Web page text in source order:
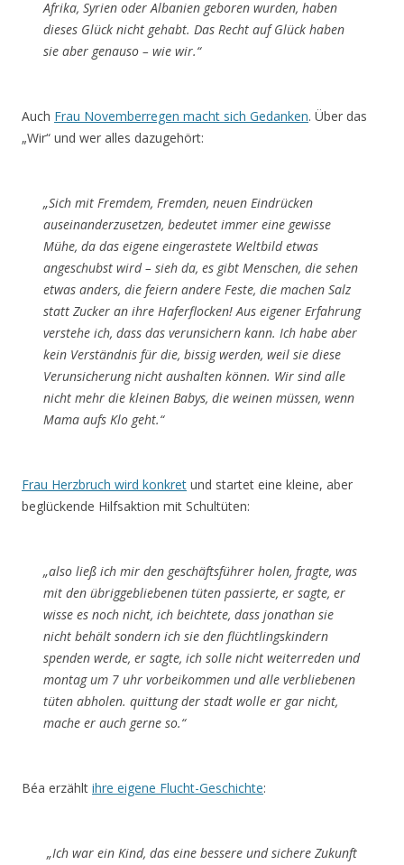
Afrika, Syrien oder Albanien geboren wurden, haben
dieses Glück nicht gehabt. Das Recht auf Glück haben
sie aber genauso – wie wir.“
Auch Frau Novemberregen macht sich Gedanken. Über das
„Wir“ und wer alles dazugehört:
„Sich mit Fremdem, Fremden, neuen Eindrücken
auseinanderzusetzen, bedeutet immer eine gewisse
Mühe, da das eigene eingerastete Weltbild etwas
angeschubst wird – sieh da, es gibt Menschen, die sehen
etwas anders, die feiern andere Feste, die machen Salz
statt Zucker an ihre Haferflocken! Aus eigener Erfahrung
verstehe ich, dass das verunsichern kann. Ich habe aber
kein Verständnis für die, bissig werden, weil sie diese
Verunsicherung nicht aushalten können. Wir sind alle
nicht mehr die kleinen Babys, die weinen müssen, wenn
Mama aufs Klo geht.“
Frau Herzbruch wird konkret und startet eine kleine, aber
beglückende Hilfsaktion mit Schultüten:
„also ließ ich mir den geschäftsführer holen, fragte, was
mit den übriggebliebenen tüten passierte, er sagte, er
wisse es noch nicht, ich beichtete, dass jonathan sie
nicht behält sondern ich sie den flüchtlingskindern
spenden werde, er sagte, ich solle nicht weiterreden und
montag um 7 uhr vorbeikommen und alle verbliebenen
tüten abholen. quittung der stadt wolle er gar nicht,
mache er auch gerne so.“
Béa erzählt ihre eigene Flucht-Geschichte:
„Ich war ein Kind, das eine bessere und sichere Zukunft